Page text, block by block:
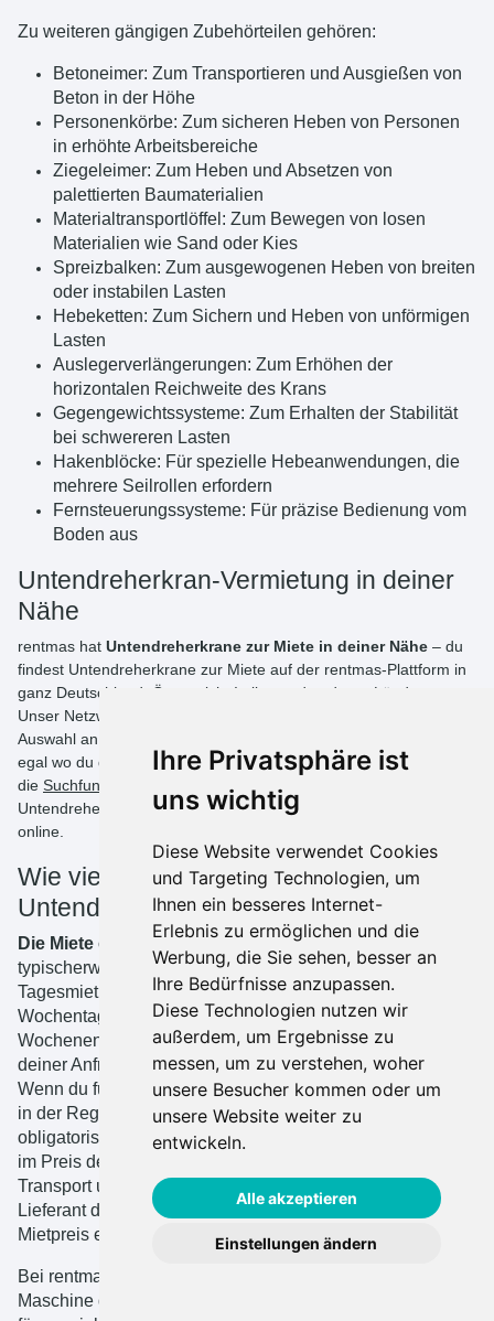
Ihre Privatsphäre ist
uns wichtig
Diese Website verwendet Cookies
und Targeting Technologien, um
Ihnen ein besseres Internet-
Erlebnis zu ermöglichen und die
Werbung, die Sie sehen, besser an
Ihre Bedürfnisse anzupassen.
Diese Technologien nutzen wir
außerdem, um Ergebnisse zu
messen, um zu verstehen, woher
unsere Besucher kommen oder um
unsere Website weiter zu
entwickeln.
Alle akzeptieren
Einstellungen ändern
Zu weiteren gängigen Zubehörteilen gehören:
Betoneimer: Zum Transportieren und Ausgießen von
Beton in der Höhe
Personenkörbe: Zum sicheren Heben von Personen
in erhöhte Arbeitsbereiche
Ziegeleimer: Zum Heben und Absetzen von
palettierten Baumaterialien
Materialtransportlöffel: Zum Bewegen von losen
Materialien wie Sand oder Kies
Spreizbalken: Zum ausgewogenen Heben von breiten
oder instabilen Lasten
Hebeketten: Zum Sichern und Heben von unförmigen
Lasten
Auslegerverlängerungen: Zum Erhöhen der
horizontalen Reichweite des Krans
Gegengewichtssysteme: Zum Erhalten der Stabilität
bei schwereren Lasten
Hakenblöcke: Für spezielle Hebeanwendungen, die
mehrere Seilrollen erfordern
Fernsteuerungssysteme: Für präzise Bedienung vom
Boden aus
Untendreherkran-Vermietung in deiner
Nähe
rentmas hat Untendreherkrane zur Miete in deiner Nähe – du
findest Untendreherkrane zur Miete auf der rentmas-Plattform in
ganz Deutschland, Österreich, Italien und anderen Ländern.
Unser Netzwerk internationaler Lieferanten garantiert eine große
Auswahl an Untendreherkranen in der Nähe deiner Baustelle,
egal wo du dich innerhalb unserer Mietgebiete befindest. Nutze
die Suchfunktion
der Plattform, um den perfekten
Untendreherkran für dein Projekt zu finden und buche ihn direkt
online.
Wie viel kostet es, einen
Untendreherkran zu mieten?
Die Miete eines Untendreherkrans kostet
typischerweise
zwischen 85 € und 222 € pro Tag . Der
Tagesmietpreis wird für 8 Betriebsstunden an einem
Wochentag angegeben. Wenn du das Gerät am
Wochenende nutzen möchtest, musst du dies während
deiner Anfrage angeben, da zusätzliche Tarife gelten.
Wenn du für einen längeren Zeitraum mietest, erhältst du
in der Regel einen ermäßigten Tagestarif. Die
obligatorische Haftpflicht- und Schadensversicherung ist
im Preis deiner Miete enthalten. Zusätzliche Anbaugeräte,
Transport und unvorhergesehene Endreinigungen, die der
Lieferant durchführen muss, können den täglichen
Mietpreis erhöhen.
Bei rentmas kannst du den
Maschine direkt auf der